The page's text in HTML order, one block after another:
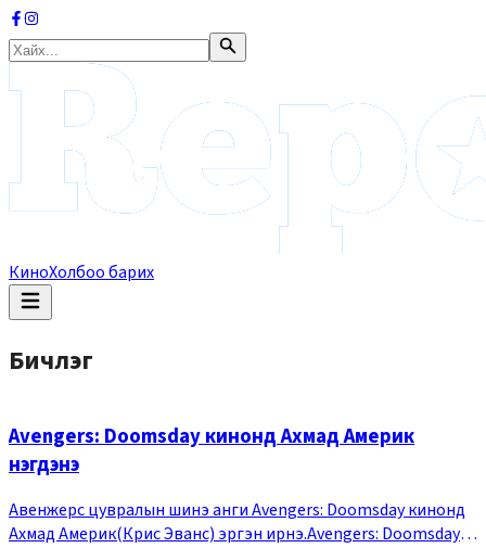
КиноХолбоо барих
Бичлэг
Avengers: Doomsday кинонд Ахмад Америк
нэгдэнэ
Авенжерс цувралын шинэ анги Avengers: Doomsday кинонд
Ахмад Америк(Крис Эванс) эргэн ирнэ.Avengers: Doomsday